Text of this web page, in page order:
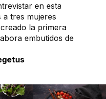
en esta
a tres mujeres
la primera
embutidos de